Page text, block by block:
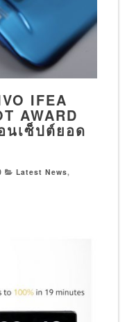
IFEA
AWARD
นเซ็ปต์ยอด
Latest News,